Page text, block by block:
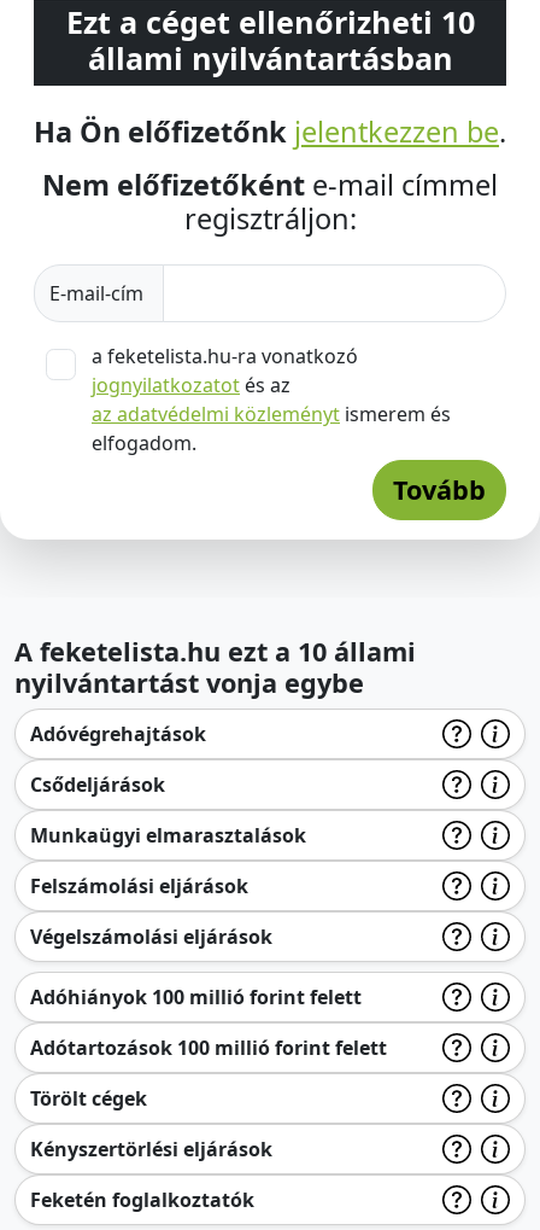
Ezt a céget ellenőrizheti 10
állami nyilvántartásban
Ha Ön előfizetőnk jelentkezzen be.
Nem előfizetőként e-mail címmel
regisztráljon:
E-mail-cím
a feketelista.hu-ra vonatkozó
jognyilatkozatot és az
az adatvédelmi közleményt ismerem és
elfogadom.
Tovább
A feketelista.hu ezt a 10 állami
nyilvántartást vonja egybe
Adóvégrehajtások
Csődeljárások
Munkaügyi elmarasztalások
Felszámolási eljárások
Végelszámolási eljárások
Adóhiányok 100 millió forint felett
Adótartozások 100 millió forint felett
Törölt cégek
Kényszertörlési eljárások
Feketén foglalkoztatók